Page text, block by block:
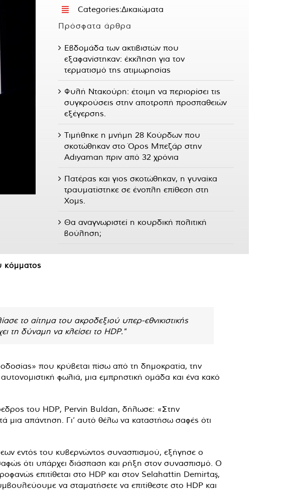
Categories:Δικαιώματα
Πρόσφατα άρθρα
Εβδομάδα των ακτιβιστών που
εξαφανίστηκαν: έκκληση για τον
τερματισμό της ατιμωρησίας
Φυλή Ντακούρη: έτοιμη να περιορίσει τις
συγκρούσεις στην αποτροπή προσπαθειών
εξέγερσης.
Τιμήθηκε η μνήμη 28 Κούρδων που
σκοτώθηκαν στο Όρος Μπεζάρ στην
Adıyaman πριν από 32 χρόνια
Πατέρας και γιος σκοτώθηκαν, η γυναίκα
τραυματίστηκε σε ένοπλη επίθεση στη
Χομς.
Θα αναγνωριστεί η κουρδική πολιτική
βούληση;
κόμματος
το αίτημα του ακροδεξιού υπερ-εθνικιστικής
τη δύναμη να κλείσει το HDP."
που κρύβεται πίσω από τη δημοκρατία, την
φωλιά, μια εμπρηστική ομάδα και ένα κακό
του HDP, Pervin Buldan, δήλωσε: «Στην
μια απάντηση. Γι’ αυτό θέλω να καταστήσω σαφές ότι
εντός του κυβερνώντος συνασπισμού, εξήγησε ο
ότι υπάρχει διάσπαση και ρήξη στον συνασπισμό. Ο
επιτίθεται στο HDP και στον Selahattin Demirtaş,
να σταματήσετε να επιτίθεστε στο HDP και